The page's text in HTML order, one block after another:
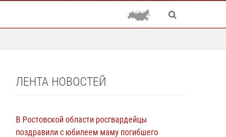
ЛЕНТА НОВОСТЕЙ
В Ростовской области росгвардейцы
поздравили с юбилеем маму погибшего